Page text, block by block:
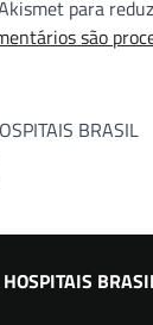
para
são
BRASIL